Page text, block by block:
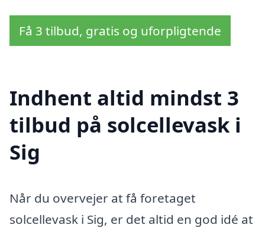
Få 3 tilbud, gratis og uforpligtende
Indhent altid mindst 3
tilbud på solcellevask i
Sig
Når du overvejer at få foretaget
solcellevask i Sig, er det altid en god idé at